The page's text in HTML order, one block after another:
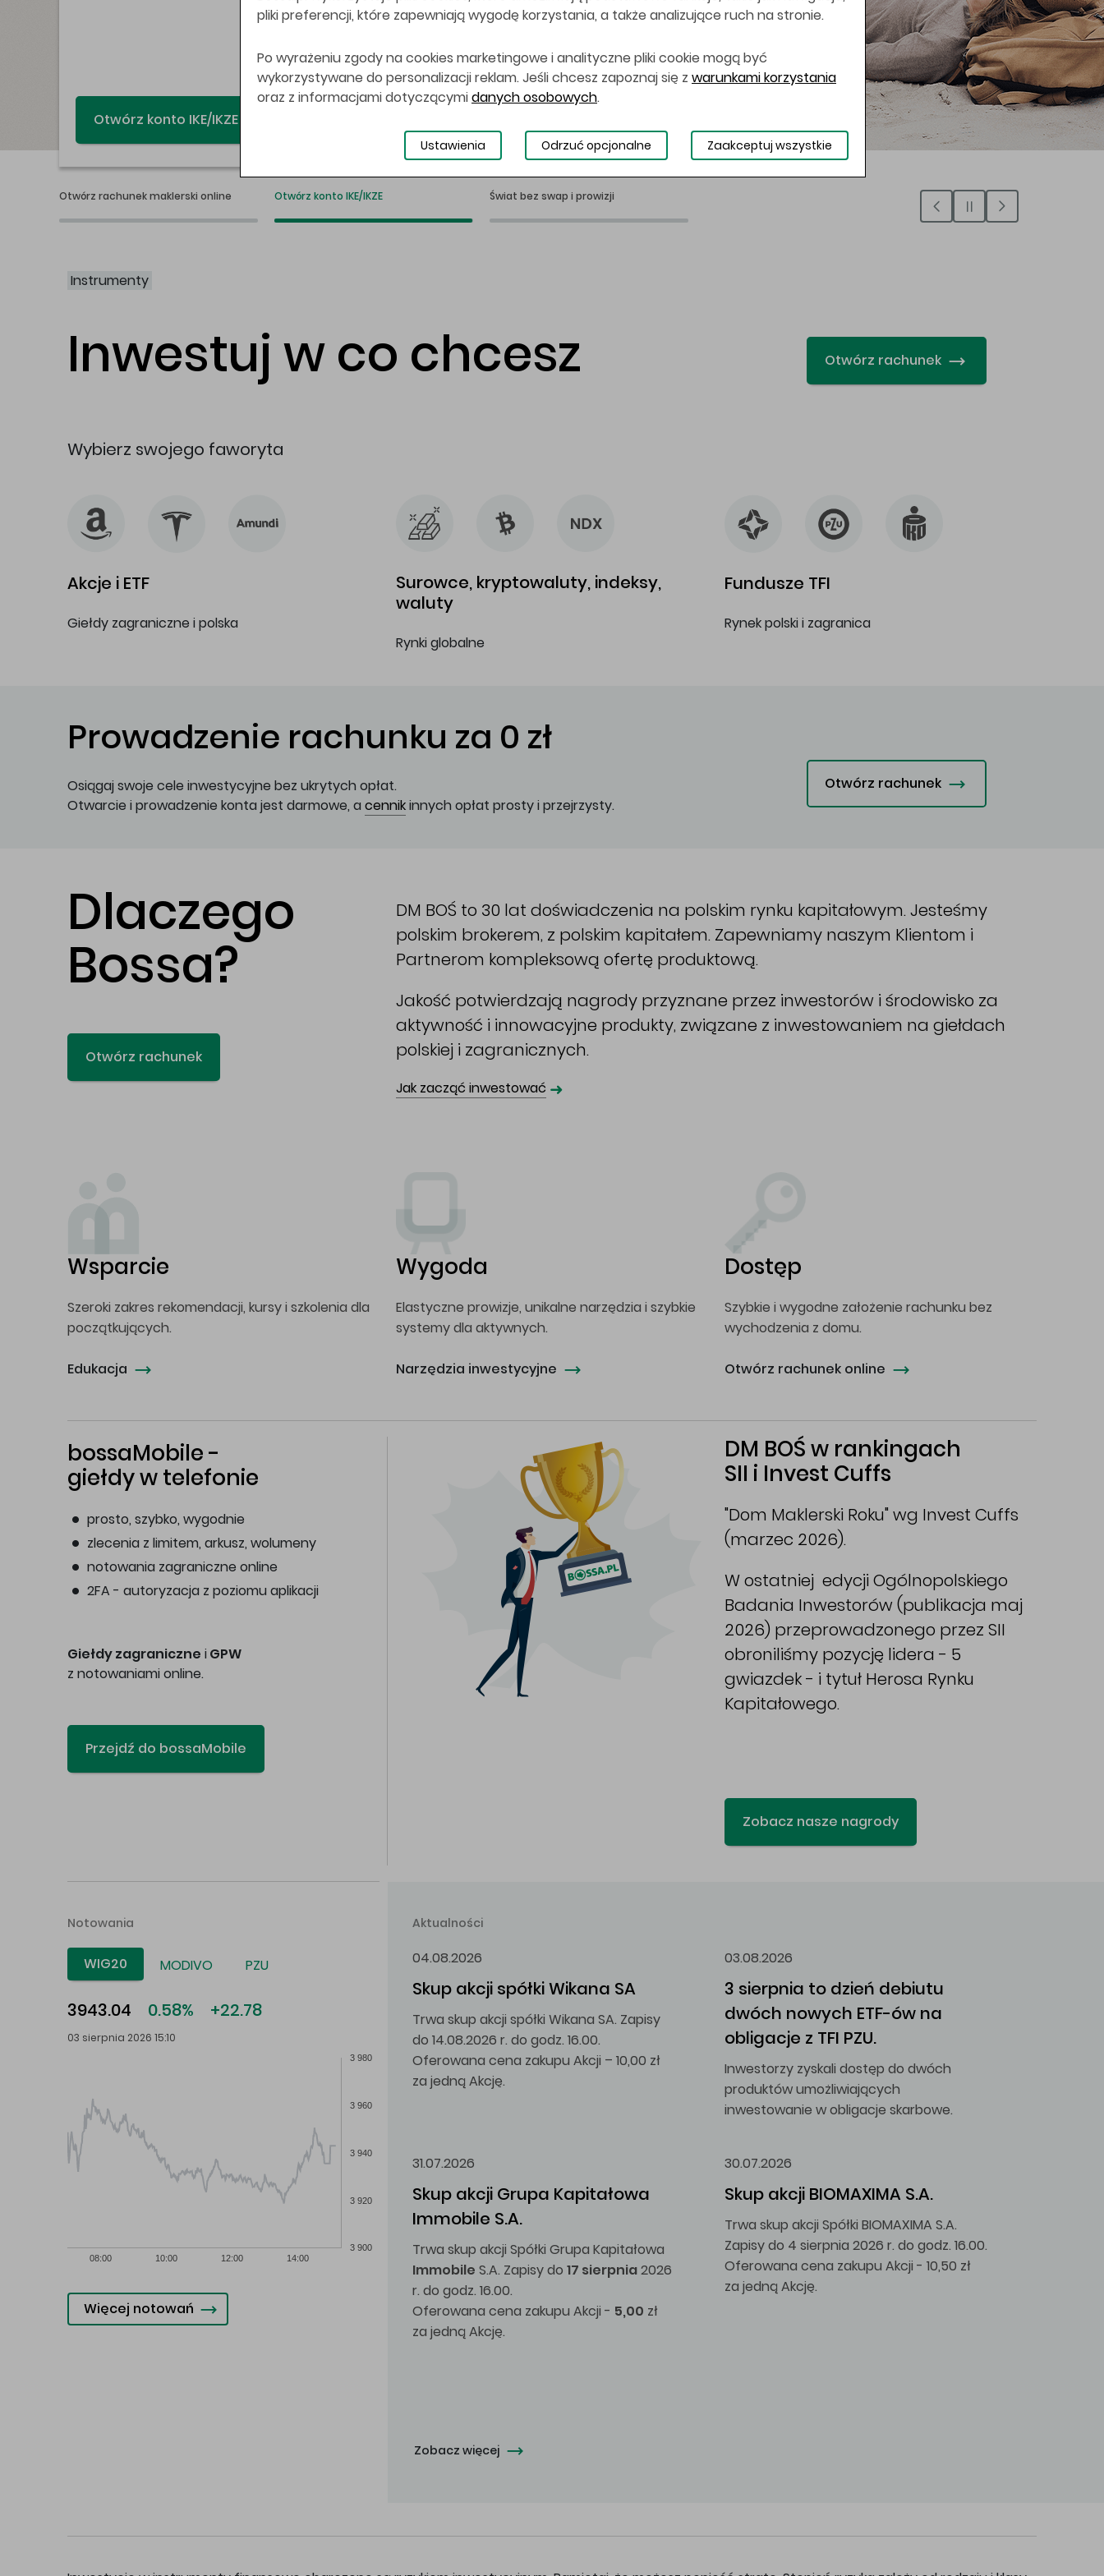
Świat bez swap
Otwórz rachunek maklerski online Otwórz konto IKE/IKZE Świat bez swap i prowizji
Instrumenty
Inwestuj w co chcesz Otwórz rachunek
Wybierz swojego faworyta
Akcje i ETF
Giełdy zagraniczne i polska
Surowce, kryptowaluty, indeksy,
waluty
Rynki globalne
Fundusze TFI
Rynek polski i zagranica
Prowadzenie rachunku za 0 zł
Osiągaj swoje cele inwestycyjne bez ukrytych opłat.
Otwarcie i prowadzenie konta jest darmowe, a cennikinnych opłat prosty i przejrzysty.
Otwórz rachunek
Dlaczego
Bossa?
Otwórz rachunek
DM BOŚ to 30 lat doświadczenia na polskim rynku kapitałowym. Jesteśmy
polskim brokerem, z polskim kapitałem. Zapewniamy naszym Klientom i
Partnerom kompleksową ofertę produktową.
Jakość potwierdzają nagrody przyznane przez inwestorów i środowisko za
aktywność i innowacyjne produkty, związane z inwestowaniem na giełdach
polskiej i zagranicznych.
Jak zacząć inwestować ➜
Wsparcie
Szeroki zakres rekomendacji, kursy i szkolenia dla
początkujących.
Edukacja
Wygoda
Elastyczne prowizje, unikalne narzędzia i szybkie
systemy dla aktywnych.
Narzędzia inwestycyjne
Dostęp
Szybkie i wygodne założenie rachunku bez
wychodzenia z domu.
Otwórz rachunek online
bossaMobile -
giełdy w telefonie
prosto, szybko, wygodnie
zlecenia z limitem, arkusz, wolumeny
notowania zagraniczne online
2FA - autoryzacja z poziomu aplikacji
Giełdy zagraniczne i GPW
z notowaniami online.
Przejdź do bossaMobile
DM BOŚ w rankingach
SII i Invest Cuffs
"Dom Maklerski Roku" wg Invest Cuffs
(marzec 2026).
W ostatniej edycji Ogólnopolskiego
Badania Inwestorów (publikacja maj
2026) przeprowadzonego przez SII
obroniliśmy pozycję lidera - 5
gwiazdek - i tytuł Herosa Rynku
Kapitałowego.
Zobacz nasze nagrody
Notowania
WIG20 MODIVO PZU
3943.04 0.58% +22.78
03 sierpnia 2026 15:10
08:00 10:00 12:00 14:00
3 900
3 920
3 940
3 960
3 980
Więcej notowań
Aktualności
04.08.2026
Skup akcji spółki Wikana SA
Trwa skup akcji spółki Wikana SA. Zapisy
do 14.08.2026 r. do godz. 16.00.
Oferowana cena zakupu Akcji – 10,00 zł
za jedną Akcję.
03.08.2026
3 sierpnia to dzień debiutu
dwóch nowych ETF-ów na
obligacje z TFI PZU.
Inwestorzy zyskali dostęp do dwóch
produktów umożliwiających
inwestowanie w obligacje skarbowe.
31.07.2026
Skup akcji Grupa Kapitałowa
Immobile S.A.
Trwa skup akcji Spółki Grupa Kapitałowa
Immobile S.A. Zapisy do 17 sierpnia2026
r. do godz. 16.00.
Oferowana cena zakupu Akcji - 5,00 zł
za jedną Akcję.
30.07.2026
Skup akcji BIOMAXIMA S.A.
Trwa skup akcji Spółki BIOMAXIMA S.A.
Zapisy do 4 sierpnia 2026 r. do godz. 16.00.
Oferowana cena zakupu Akcji - 10,50 zł
za jedną Akcję.
Zobacz więcej
pliki preferencji, które zapewniają wygodę korzystania, a także analizujące ruch na stronie.
Po wyrażeniu zgody na cookies marketingowe i analityczne pliki cookie mogą być
wykorzystywane do personalizacji reklam. Jeśli chcesz zapoznaj się z warunkami korzystania
oraz z informacjami dotyczącymidanych osobowych.
Ustawienia Odrzuć opcjonalne Zaakceptuj wszystkie